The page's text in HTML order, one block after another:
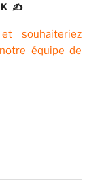
✍
souhaiteriez
équipe de